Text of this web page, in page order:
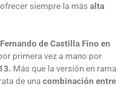
siempre la más alta
de Castilla Fino en
primera vez a mano por
Más que la versión en rama
de una combinación entre